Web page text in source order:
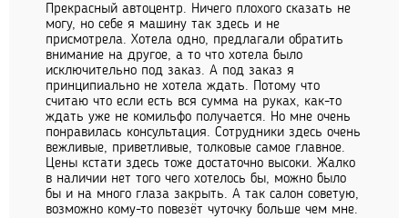
Прекрасный автоцентр. Ничего плохого сказать не
могу, но себе я машину так здесь и не
присмотрела. Хотела одно, предлагали обратить
внимание на другое, а то что хотела было
исключительно под заказ. А под заказ я
принципиально не хотела ждать. Потому что
считаю что если есть вся сумма на руках, как-то
ждать уже не комильфо получается. Но мне очень
понравилась консультация. Сотрудники здесь очень
вежливые, приветливые, толковые самое главное.
Цены кстати здесь тоже достаточно высоки. Жалко
в наличии нет того чего хотелось бы, можно было
бы и на много глаза закрыть. А так салон советую,
возможно кому-то повезёт чуточку больше чем мне.